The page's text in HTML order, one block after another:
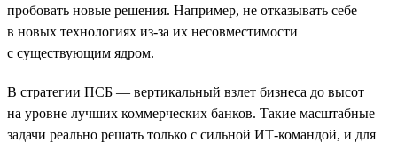
пробовать новые решения. Например, не отказывать себе
в новых технологиях из-за их несовместимости
с существующим ядром.
В стратегии ПСБ — вертикальный взлет бизнеса до высот
на уровне лучших коммерческих банков. Такие масштабные
задачи реально решать только с сильной ИТ-командой, и для